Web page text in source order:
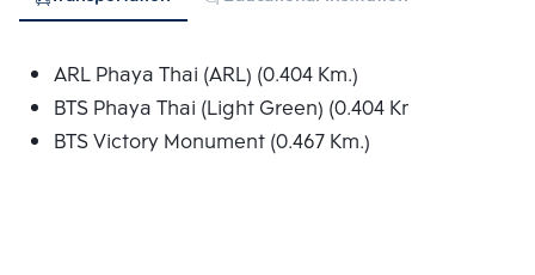
ARL Phaya Thai (ARL) (0.404 Km.)
BTS Phaya Thai (Light Green) (0.404 Km.)
BTS Victory Monument (0.467 Km.)